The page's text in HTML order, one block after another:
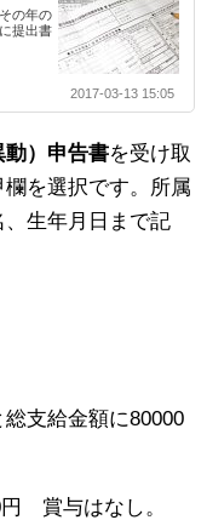
の年の
提出書
2017-03-13 15:05
動）申告書を受け取
を選択です。所属
生年月日まで記
支給金額に80000
賞与はなし。